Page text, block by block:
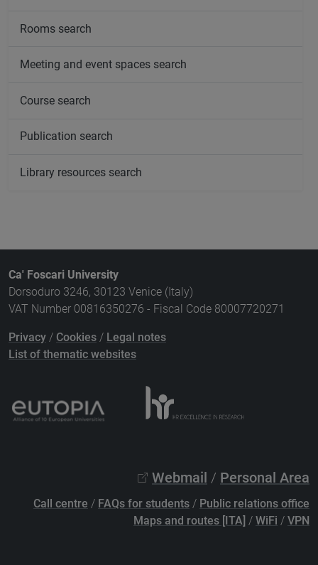
Rooms search
Meeting and event spaces search
Course search
Publication search
Library resources search
Ca' Foscari University
Dorsoduro 3246, 30123 Venice (Italy)
VAT Number 00816350276 - Fiscal Code 80007720271
Privacy / Cookies / Legal notes
List of thematic websites
Webmail / Personal Area
Call centre / FAQs for students / Public relations office
Maps and routes [ITA] / WiFi / VPN